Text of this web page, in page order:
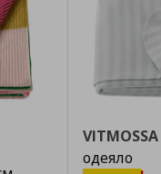
VITMOSSA
одеяло